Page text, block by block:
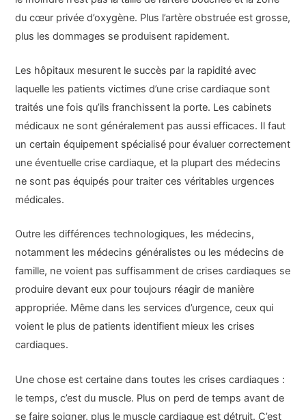
du cœur privée d’oxygène. Plus l’artère obstruée est grosse,
plus les dommages se produisent rapidement.
Les hôpitaux mesurent le succès par la rapidité avec
laquelle les patients victimes d’une crise cardiaque sont
traités une fois qu’ils franchissent la porte. Les cabinets
médicaux ne sont généralement pas aussi efficaces. Il faut
un certain équipement spécialisé pour évaluer correctement
une éventuelle crise cardiaque, et la plupart des médecins
ne sont pas équipés pour traiter ces véritables urgences
médicales.
Outre les différences technologiques, les médecins,
notamment les médecins généralistes ou les médecins de
famille, ne voient pas suffisamment de crises cardiaques se
produire devant eux pour toujours réagir de manière
appropriée. Même dans les services d’urgence, ceux qui
voient le plus de patients identifient mieux les crises
cardiaques.
Une chose est certaine dans toutes les crises cardiaques :
le temps, c’est du muscle. Plus on perd de temps avant de
se faire soigner, plus le muscle cardiaque est détruit. C’est